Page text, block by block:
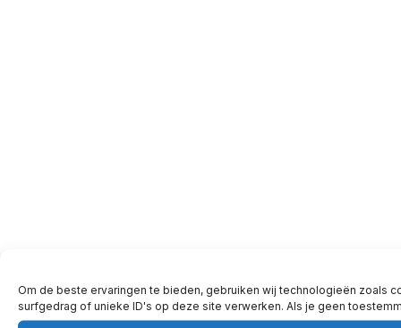
Om de beste ervaringen te bieden, gebruiken wij technologieën zoals
surfgedrag of unieke ID's op deze site verwerken. Als je geen